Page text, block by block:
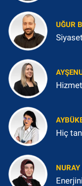
UĞUR
Hiç